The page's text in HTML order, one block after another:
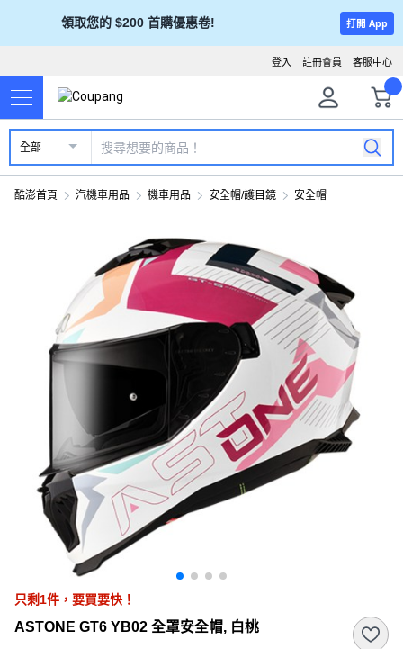
領取您的 $200 首購優惠卷! 打開 App
客服中心
註冊會員
登入
全部
酷澎首頁 汽機車用品 機車用品 安全帽/護目鏡 安全帽
只剩1件， 要買要快！
ASTONE GT6 YB02 全罩安全帽, 白桃